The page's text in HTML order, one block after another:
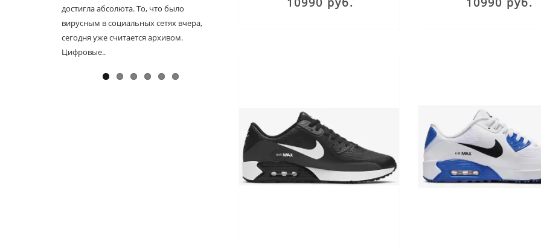
достигла абсолюта. То, что было
вирусным в социальных сетях вчера,
сегодня уже считается архивом.
Цифровые..
известного бренда, они были впервые
Среди них и кроссовки Air Max 90,